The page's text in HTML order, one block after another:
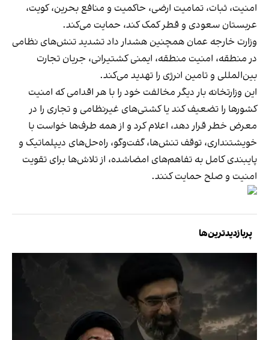
امنیت، ثبات، تمامیت ارضی، حاکمیت و منافع بحرین، کویت،
عربستان سعودی و قطر کمک کند، حمایت می‌کند.
وزارت خارجه عمان همچنین هشدار داد تشدید تنش‌های نظامی
در منطقه، امنیت منطقه، ایمنی کشتیرانی، جریان تجارت
بین‌المللی و تامین انرژی را تهدید می‌کند.
این وزارتخانه بار دیگر مخالفت خود را با هر اقدامی که امنیت
کشورها را تضعیف کند یا کشتی‌های غیرنظامی و تجاری را در
معرض خطر قرار دهد، اعلام کرد و از همه طرف‌ها خواست با
خویشتنداری، توقف تنش‌ها، گفت‌وگو، راه‌حل‌های دیپلماتیک و
پایبندی کامل به تفاهم‌های امضاشده، از تلاش‌ها برای تقویت
امنیت و صلح حمایت کنند.
پربازدیدترین‌ها